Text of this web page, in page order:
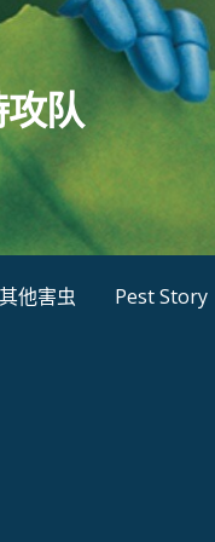
队
其他害虫 Pest Story